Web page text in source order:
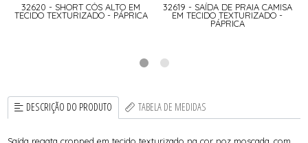
32620 - SHORT CÓS ALTO EM
TECIDO TEXTURIZADO - PÁPRICA
32619 - SAÍDA DE PRAIA CAMISA
EM TECIDO TEXTURIZADO -
PÁPRICA
DESCRIÇÃO DO PRODUTO TABELA DE MEDIDAS